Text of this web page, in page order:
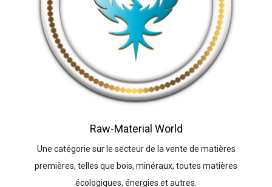
Raw-Material World
Une catégorie sur le secteur de la vente de matières
premières, telles que bois, minéraux, toutes matières
écologiques, énergies et autres.